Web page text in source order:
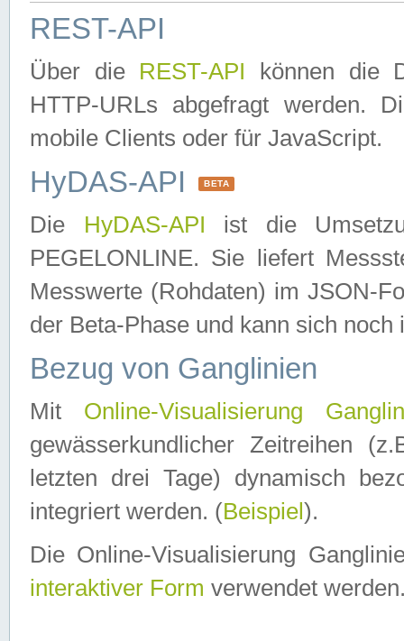
REST-API
Über die REST-API können die
HTTP-URLs abgefragt werden.
mobile Clients oder für JavaScript.
HyDAS-API BETA
Die HyDAS-API ist die
PEGELONLINE. Sie liefert
Messwerte (Rohdaten) im JSON-
der Beta-Phase und kann sich noch
Bezug von Ganglinien
Mit Online-Visualisierung
gewässerkundlicher Zeitreihen
letzten drei Tage) dynamisch
integriert werden. (Beispiel ).
Die Online-Visualisierung
interaktiver Form verwendet